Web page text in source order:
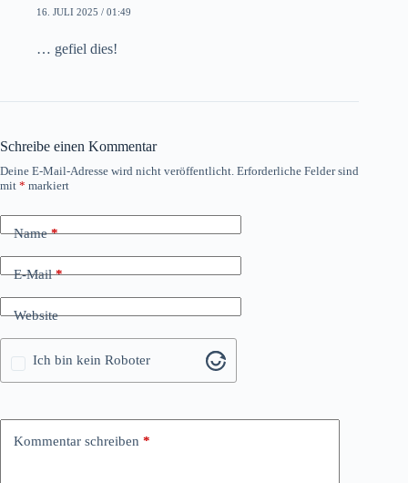
16. JULI 2025 / 01:49
… gefiel dies!
Schreibe einen Kommentar
Deine E-Mail-Adresse wird nicht veröffentlicht. Erforderliche Felder sind
mit * markiert
Name*
E-Mail*
Website
Ich bin kein Roboter
Kommentar schreiben *